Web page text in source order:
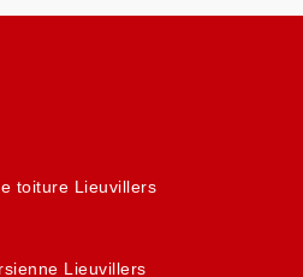
toiture Lieuvillers
Lieuvillers